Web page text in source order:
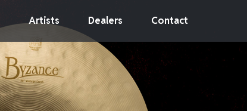
Artists Dealers Contact